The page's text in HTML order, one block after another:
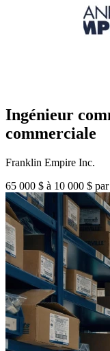
Ingénieur
commerciale
Franklin Empire Inc.
65 000 $ à 10 000 $ par